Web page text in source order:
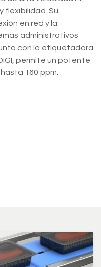
flexibilidad. Su
en red y la
administrativos
con la etiquetadora
permite un potente
160 ppm.